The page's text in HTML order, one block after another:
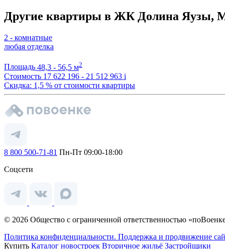
Другие квартиры в ЖК Долина Яузы,
2 - комнатные
любая отделка
Площадь 48,3 - 56,5 м2
Стоимость 17 622 196 - 21 512 963 i
Скидка: 1,5 % от стоимости квартиры
8 800 500-71-81 Пн-Пт 09:00-18:00
Соцсети
© 2026 Общество с ограниченной ответственностью
Политика конфиденциальности. Поддержка и продвижение
Купить Каталог новостроек Вторичное жильё Застройщики